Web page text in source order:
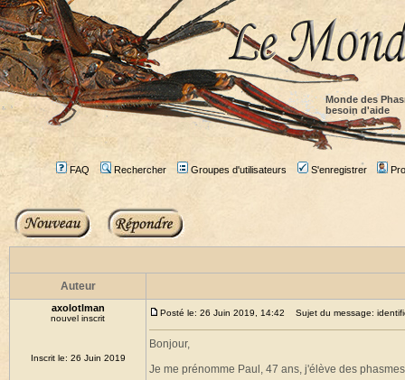
Monde des
besoin d'aide
FAQ Rechercher Groupes d'utilisateurs S'enregistrer
Auteur
axolotlman
nouvel inscrit
Inscrit le: 26 Juin 2019
Posté le: 26 Juin 2019, 14:42 Sujet du message:
Bonjour,
Je me prénomme Paul, 47 ans, j'élève des